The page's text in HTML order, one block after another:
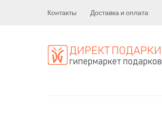
Контакты Доставка и оплата